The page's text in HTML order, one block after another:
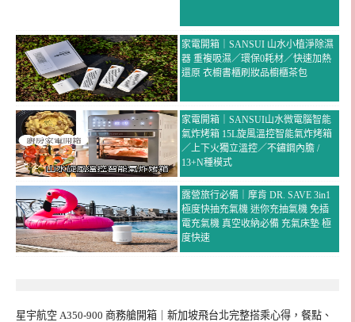
家電開箱｜SANSUI 山水小植淨除濕
器 重複吸濕／環保0耗材／快速加熱
還原 衣櫥書櫃刷妝品櫥櫃茶包
家電開箱｜SANSUI山水微電腦智能
氣炸烤箱 15L旋風溫控智能氣炸烤箱
／上下火獨立溫控／不鏽鋼內膽 /
13+N種模式
露營旅行必備｜摩肯 DR. SAVE 3in1
極度快抽充氣機 迷你充抽氣機 免插
電充氣機 真空收納必備 充氣床墊 極
度快速
星宇航空 A350-900 商務艙開箱｜新加坡飛台北完整搭乘心得，餐點、